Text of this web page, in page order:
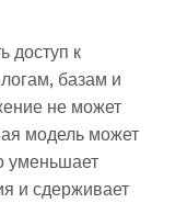
доступ к
базам и
не может
модель может
уменьшает
и сдерживает